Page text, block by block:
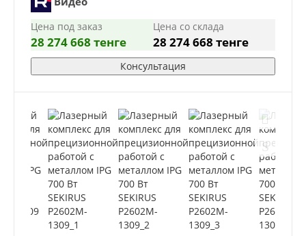
Цена под заказ
28 274 668 тенге
Цена со склада
28 274 668 тенге
Консультация